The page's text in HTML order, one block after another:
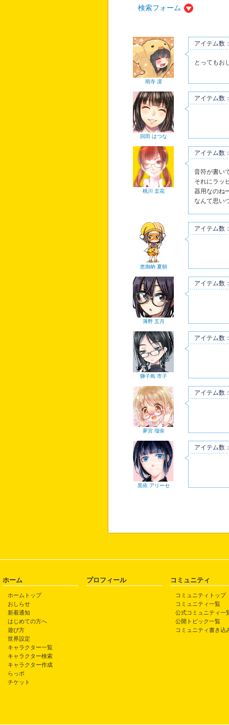
検索フォーム
雨寺 凛
アイテム数
とってもお
回田 はつな
アイテム数
桃川 圭花
アイテム数
音符が書い
それにラッ
器用なのね
なんて思い
恵御納 夏朝
アイテム数
薄野 五月
アイテム数
獅子島 市子
アイテム数
夢宮 瑠奈
アイテム数
黒依 アリーセ
アイテム数
ホーム
ホームトップ
おしらせ
新着通知
はじめての方へ
遊び方
世界設定
キャラクター一覧
キャラクター検索
キャラクター作成
らっポ
チケット
プロフィール コミュニティ
コミュニティトップ
コミュニティ一覧
公式コミュニティ一
公開トピック一覧
コミュニティ書き込